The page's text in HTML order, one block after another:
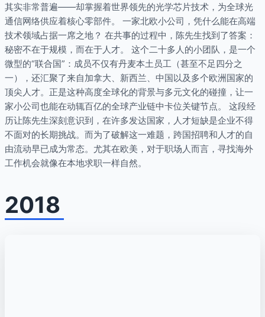
其实非常普遍——却掌握着世界领先的光学芯片技术，为全球光
通信网络供应着核心零部件。 一家北欧小公司，凭什么能在高端
技术领域占据一席之地？ 在共事的过程中，陈先生找到了答案：
秘密不在于规模，而在于人才。 这个二十多人的小团队，是一个
微型的“联合国”：成员不仅有丹麦本土员工（甚至不足四分之
一），还汇聚了来自加拿大、新西兰、中国以及多个欧洲国家的
顶尖人才。正是这种高度全球化的背景与多元文化的碰撞，让一
家小公司也能在动辄百亿的全球产业链中卡位关键节点。 这段经
历让陈先生深刻意识到，在许多发达国家，人才短缺是企业不得
不面对的长期挑战。而为了破解这一难题，跨国招聘和人才的自
由流动早已成为常态。尤其在欧美，对于职场人而言，寻找海外
工作机会就像在本地求职一样自然。
2018